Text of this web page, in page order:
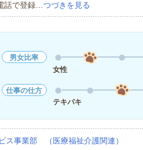
話で登録…つづきを見る
男女比率
女性
仕事の仕方
テキパキ
ス事業部 （医療福祉介護関連）